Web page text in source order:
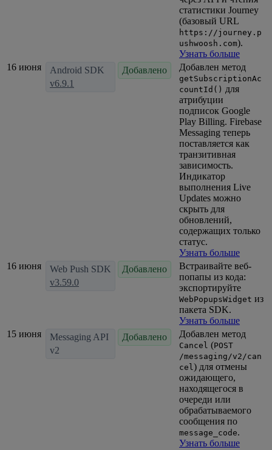
статистики Journey
(базовый URL
https://journey.p
ushwoosh.com).
Узнать больше
16 июня
Android SDK
v6.9.1
Добавлено Добавлен метод
getSubscriptionAc
countId() для
атрибуции
подписок Google
Play Billing. Firebase
Messaging теперь
поставляется как
транзитивная
зависимость.
Индикатор
выполнения Live
Updates можно
скрыть для
обновлений,
содержащих только
статус.
Узнать больше
16 июня
Web Push SDK
v3.59.0
Добавлено
Встраивайте веб-
попапы из кода:
экспортируйте
WebPopupsWidget из
пакета SDK.
Узнать больше
15 июня
Messaging API
v2
Добавлено Добавлен метод
Cancel (POST
/messaging/v2/can
cel ) для отмены
ожидающего,
находящегося в
очереди или
обрабатываемого
сообщения по
message_code.
Узнать больше